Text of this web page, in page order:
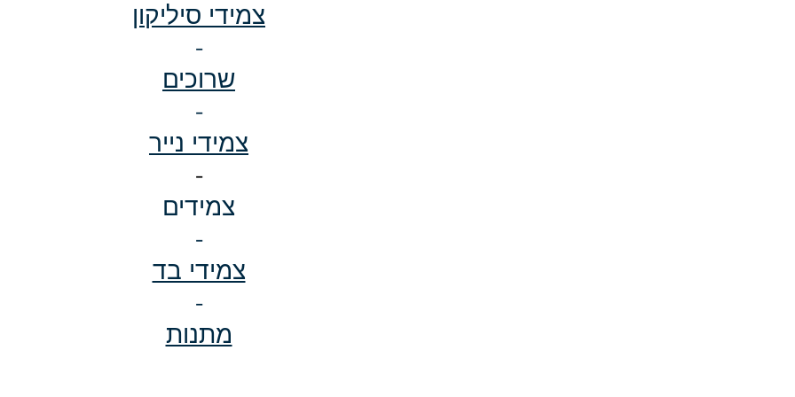
צמידי סיליקון
-
שרוכים
-
צמידי נייר
-
צמידים
-
צמידי בד
-
מתנות